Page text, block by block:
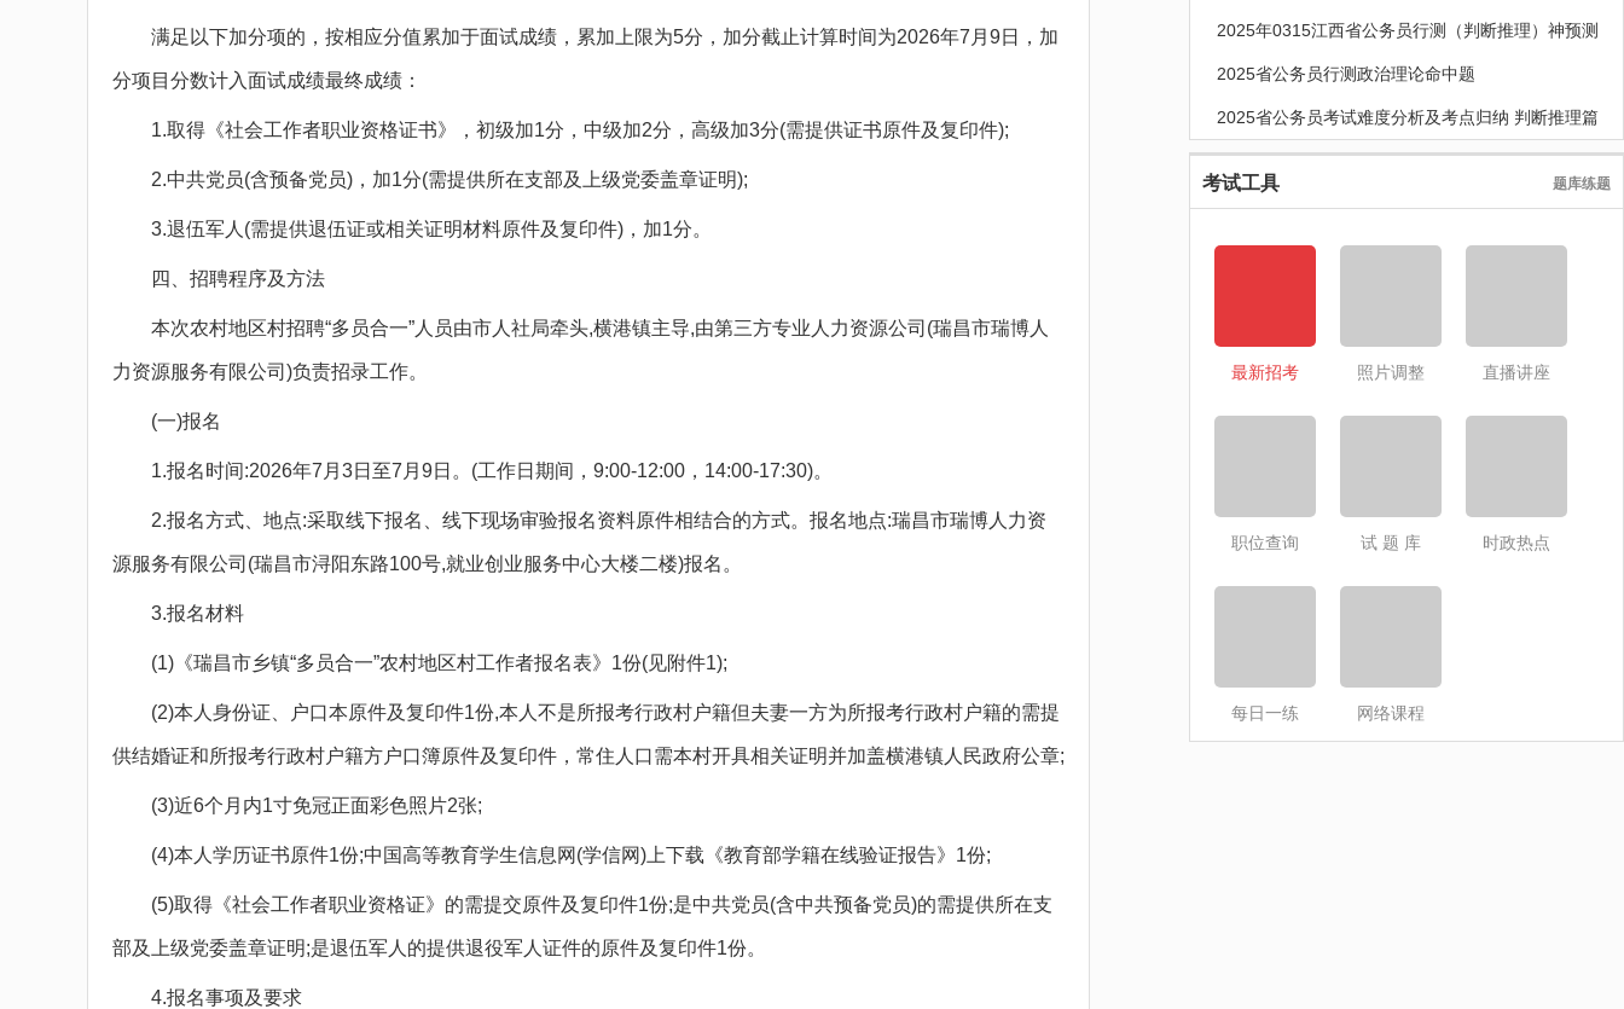
满足以下加分项的，按相应分值累加于面试成绩，累加上限为5分，加分截止计算时间为2026年7月9日，加
分项目分数计入面试成绩最终成绩：
1.取得《社会工作者职业资格证书》，初级加1分，中级加2分，高级加3分(需提供证书原件及复印件);
2.中共党员(含预备党员)，加1分(需提供所在支部及上级党委盖章证明);
3.退伍军人(需提供退伍证或相关证明材料原件及复印件)，加1分。
四、招聘程序及方法
本次农村地区村招聘“多员合一”人员由市人社局牵头,横港镇主导,由第三方专业人力资源公司(瑞昌市瑞博人
力资源服务有限公司)负责招录工作。
(一)报名
1.报名时间:2026年7月3日至7月9日。(工作日期间，9:00-12:00，14:00-17:30)。
2.报名方式、地点:采取线下报名、线下现场审验报名资料原件相结合的方式。报名地点:瑞昌市瑞博人力资
源服务有限公司(瑞昌市浔阳东路100号,就业创业服务中心大楼二楼)报名。
3.报名材料
(1)《瑞昌市乡镇“多员合一”农村地区村工作者报名表》1份(见附件1);
(2)本人身份证、户口本原件及复印件1份,本人不是所报考行政村户籍但夫妻一方为所报考行政村户籍的需提
供结婚证和所报考行政村户籍方户口簿原件及复印件，常住人口需本村开具相关证明并加盖横港镇人民政府公章;
(3)近6个月内1寸免冠正面彩色照片2张;
(4)本人学历证书原件1份;中国高等教育学生信息网(学信网)上下载《教育部学籍在线验证报告》1份;
(5)取得《社会工作者职业资格证》的需提交原件及复印件1份;是中共党员(含中共预备党员)的需提供所在支
部及上级党委盖章证明;是退伍军人的提供退役军人证件的原件及复印件1份。
4.报名事项及要求
2025年0315江西省公务员行测（判断推理）神预测
2025省公务员行测政治理论命中题
2025省公务员考试难度分析及考点归纳 判断推理篇
考试工具 题库练题
最新招考 照片调整 直播讲座
职位查询 试 题 库 时政热点
每日一练 网络课程